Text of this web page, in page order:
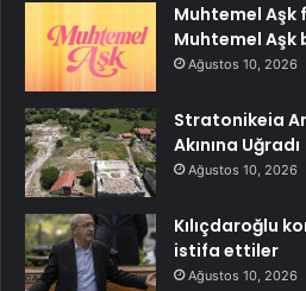
Muhtemel Aşk
Muhtemel Aşk
Ağustos 10, 2026
Stratonikeia
Akınına Uğradı
Ağustos 10, 2026
Kılıçdaroğlu
istifa ettiler
Ağustos 10, 2026